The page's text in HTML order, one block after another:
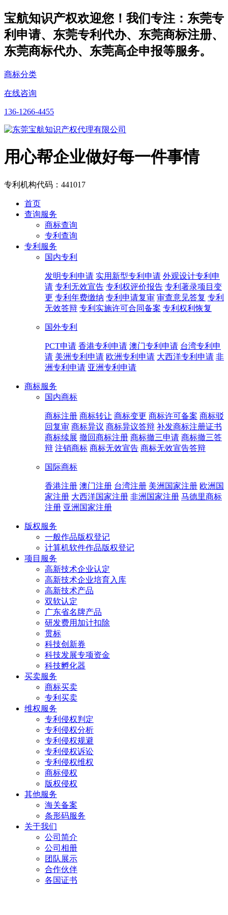
宝航知识产权欢迎您！我们专注：东莞专
利申请、东莞专利代办、东莞商标注册、
东莞商标代办、东莞高企申报等服务。
商标分类
在线咨询
136-1266-4455
用心帮企业做好每一件事情
专利机构代码：441017
首页
查询服务
商标查询
专利查询
专利服务
国内专利
发明专利申请 实用新型专利申请 外观设计专利申
请 专利无效宣告 专利权评价报告 专利著录项目变
更 专利年费缴纳 专利申请复审 审查意见答复 专利
无效答辩 专利实施许可合同备案 专利权利恢复
国外专利
PCT申请 香港专利申请 澳门专利申请 台湾专利申
请 美洲专利申请 欧洲专利申请 大西洋专利申请 非
洲专利申请 亚洲专利申请
商标服务
国内商标
商标注册 商标转让 商标变更 商标许可备案 商标驳
回复审 商标异议 商标异议答辩 补发商标注册证书
商标续展 撤回商标注册 商标撤三申请 商标撤三答
辩 注销商标 商标无效宣告 商标无效宣告答辩
国际商标
香港注册 澳门注册 台湾注册 美洲国家注册 欧洲国
家注册 大西洋国家注册 非洲国家注册 马德里商标
注册 亚洲国家注册
版权服务
一般作品版权登记
计算机软件作品版权登记
项目服务
高新技术企业认定
高新技术企业培育入库
高新技术产品
双软认定
广东省名牌产品
研发费用加计扣除
贯标
科技创新券
科技发展专项资金
科技孵化器
买卖服务
商标买卖
专利买卖
维权服务
专利侵权判定
专利侵权分析
专利侵权规避
专利侵权诉讼
专利侵权维权
商标侵权
版权侵权
其他服务
海关备案
条形码服务
关于我们
公司简介
公司相册
团队展示
合作伙伴
各国证书